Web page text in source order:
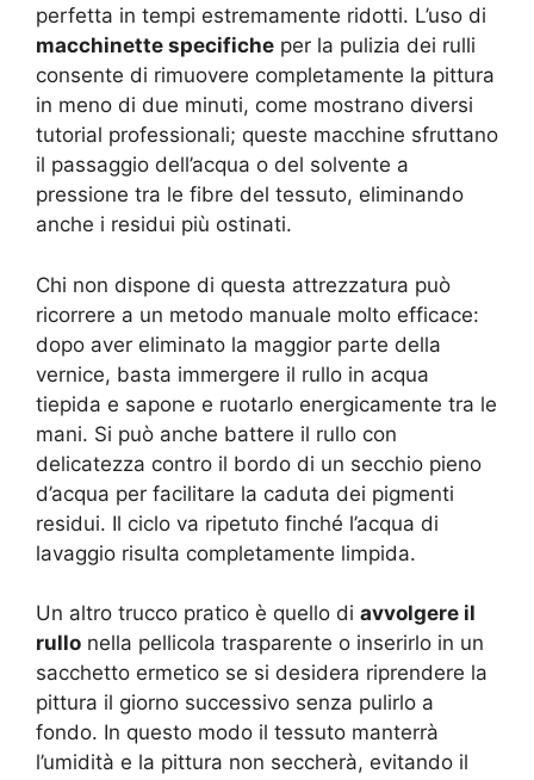
perfetta in tempi estremamente ridotti. L’uso di
macchinette specifiche per la pulizia dei rulli
consente di rimuovere completamente la pittura
in meno di due minuti, come mostrano diversi
tutorial professionali; queste macchine sfruttano
il passaggio dell’acqua o del solvente a
pressione tra le fibre del tessuto, eliminando
anche i residui più ostinati.
Chi non dispone di questa attrezzatura può
ricorrere a un metodo manuale molto efficace:
dopo aver eliminato la maggior parte della
vernice, basta immergere il rullo in acqua
tiepida e sapone e ruotarlo energicamente tra le
mani. Si può anche battere il rullo con
delicatezza contro il bordo di un secchio pieno
d’acqua per facilitare la caduta dei pigmenti
residui. Il ciclo va ripetuto finché l’acqua di
lavaggio risulta completamente limpida.
Un altro trucco pratico è quello di avvolgere il
rullo nella pellicola trasparente o inserirlo in un
sacchetto ermetico se si desidera riprendere la
pittura il giorno successivo senza pulirlo a
fondo. In questo modo il tessuto manterrà
l’umidità e la pittura non seccherà, evitando il